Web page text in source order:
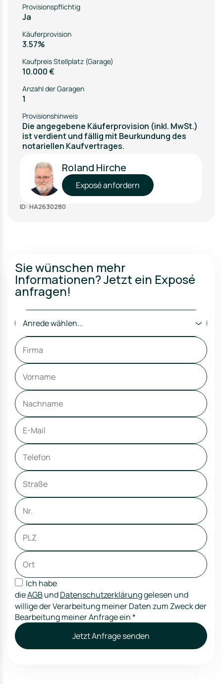
Provisionspflichtig
Ja
Käuferprovision
3.57%
Kaufpreis Stellplatz (Garage)
10.000 €
Anzahl der Garagen
1
Provisionshinweis
Die angegebene Käuferprovision (inkl. MwSt.)
ist verdient und fällig mit Beurkundung des
notariellen Kaufvertrages.
Roland Hirche
Exposé anfordern
ID: HA2630280
Sie wünschen mehr
Informationen? Jetzt ein Exposé
anfragen!
Anrede wählen...
Ich habe
dieAGBundDatenschutzerklärunggelesen und
willige der Verarbeitung meiner Daten zum Zweck der
Bearbeitung meiner Anfrage ein*
Jetzt Anfrage senden